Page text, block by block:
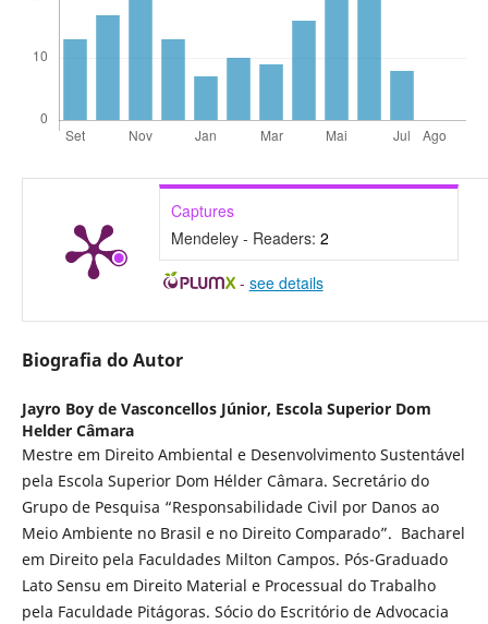
Captures
Mendeley - Readers: 2
- see details
Biografia do Autor
Jayro Boy de Vasconcellos Júnior, Escola Superior Dom
Helder Câmara
Mestre em Direito Ambiental e Desenvolvimento Sustentável
pela Escola Superior Dom Hélder Câmara. Secretário do
Grupo de Pesquisa “Responsabilidade Civil por Danos ao
Meio Ambiente no Brasil e no Direito Comparado”. Bacharel
em Direito pela Faculdades Milton Campos. Pós-Graduado
Lato Sensu em Direito Material e Processual do Trabalho
pela Faculdade Pitágoras. Sócio do Escritório de Advocacia